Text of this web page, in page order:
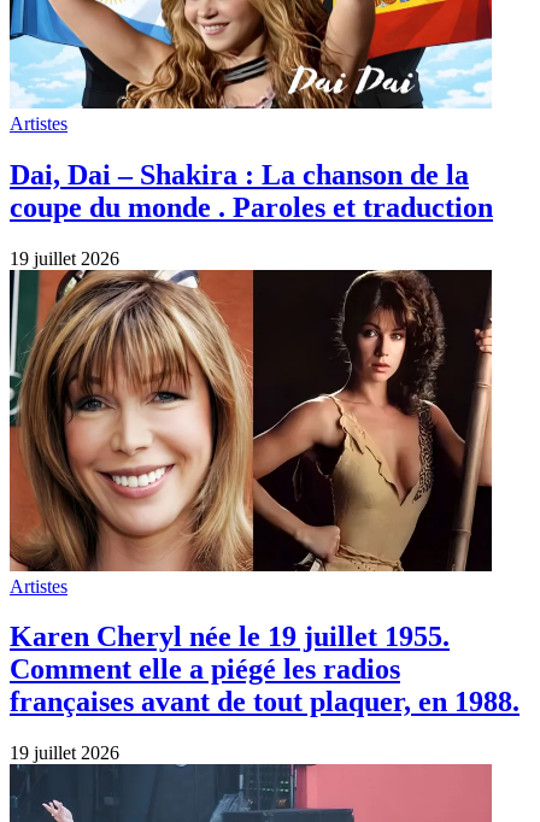
Artistes
Dai, Dai – Shakira : La chanson de la
coupe du monde . Paroles et traduction
19 juillet 2026
Artistes
Karen Cheryl née le 19 juillet 1955.
Comment elle a piégé les radios
françaises avant de tout plaquer, en 1988.
19 juillet 2026